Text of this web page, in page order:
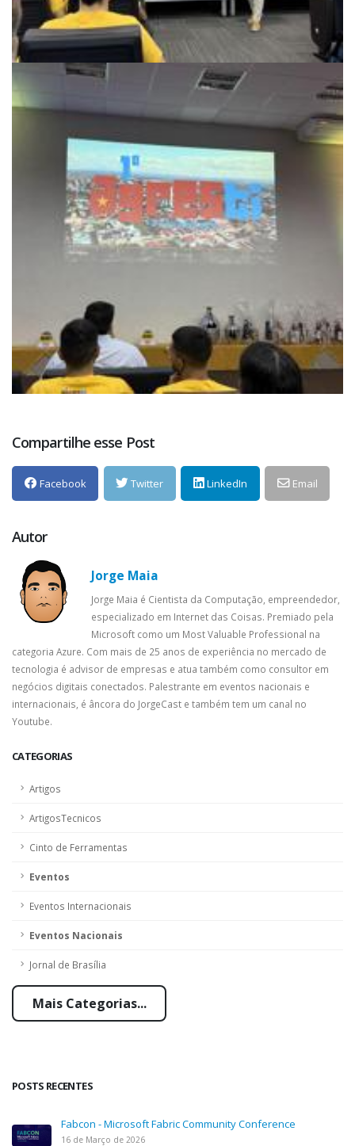
CATEGORIAS
Artigos
ArtigosTecnicos
Cinto de Ferramentas
Eventos
Eventos Internacionais
Eventos Nacionais
Jornal de Brasília
Mais Categorias...
POSTS RECENTES
Fabcon - Microsoft Fabric Community Conference
16 de Março de 2026
Compartilhe esse Post
Facebook Twitter LinkedIn Email
Autor
Jorge Maia
Jorge Maia é Cientista da Computação, empreendedor,
especializado em Internet das Coisas. Premiado pela
Microsoft como um Most Valuable Professional na
categoria Azure. Com mais de 25 anos de experiência no mercado de
tecnologia é advisor de empresas e atua também como consultor em
negócios digitais conectados. Palestrante em eventos nacionais e
internacionais, é âncora do JorgeCast e também tem um canal no
Youtube.